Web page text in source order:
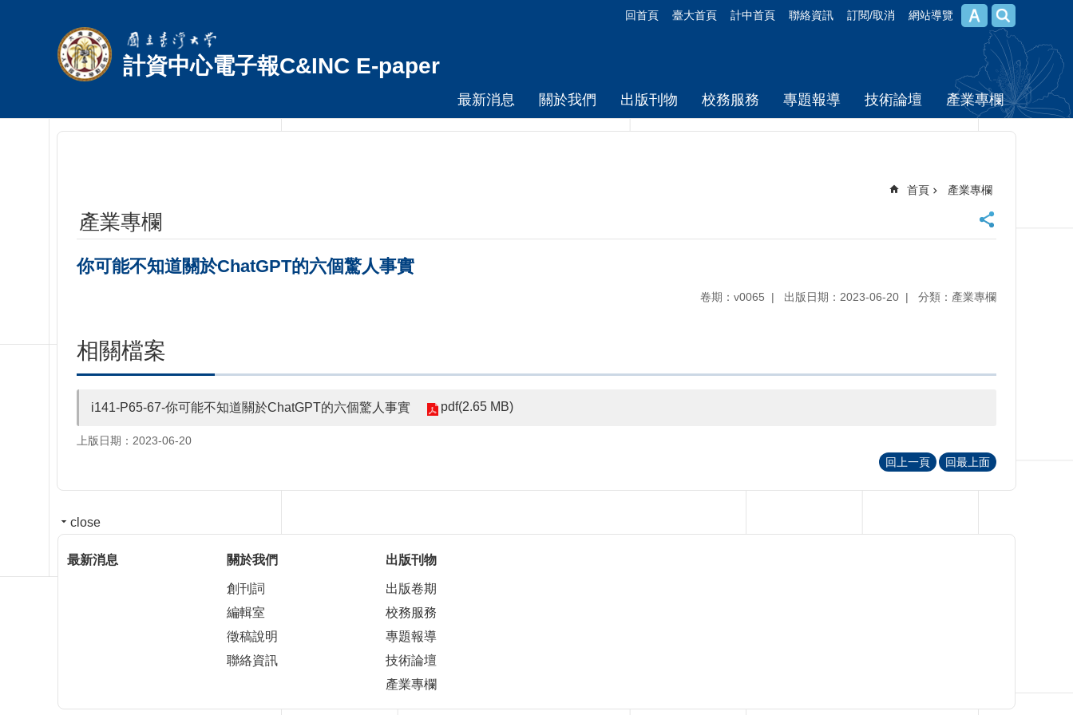
回首頁 臺大首頁 計中首頁 聯絡資訊 訂閱/取消 網站導覽
計資中心電子報C&INC E-paper
最新消息 關於我們 出版刊物 校務服務 專題報導 技術論壇 產業專欄
首頁 產業專欄
產業專欄
你可能不知道關於ChatGPT的六個驚人事實
卷期：v0065 出版日期：2023-06-20 分類：產業專欄
相關檔案
i141-P65-67-你可能不知道關於ChatGPT的六個驚人事實 pdf(2.65 MB)
上版日期：2023-06-20
回上一頁
回最上面
close
最新消息 關於我們
創刊詞
編輯室
徵稿說明
聯絡資訊
出版刊物
出版卷期
校務服務
專題報導
技術論壇
產業專欄